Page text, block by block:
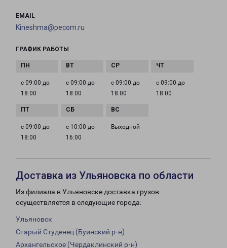
EMAIL
Kineshma@pecom.ru
ГРАФИК РАБОТЫ
с 09:00 до
18:00
с 09:00 до
18:00
с 09:00 до
18:00
с 09:00 до
18:00
с 09:00 до
18:00
с 10:00 до
16:00
Выходной
Доставка из Ульяновска по области
Из филиала в Ульяновске доставка грузов
осуществляется в следующие города:
Ульяновск
Старый Студенец (Буинский р-н)
Архангельское (Чердаклинский р-н)